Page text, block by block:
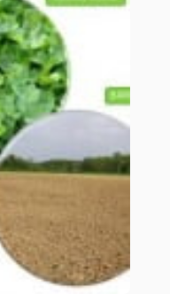
por el suelo, la